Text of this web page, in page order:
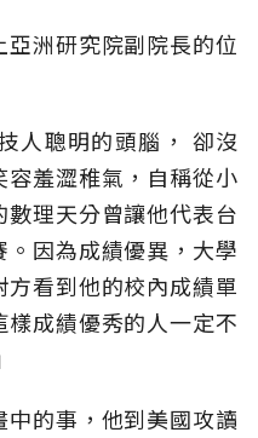
洲研究院副院長的位
人聰明的頭腦， 卻沒
羞澀稚氣，自稱從小
理天分曾讓他代表台
因為成績優異，大學
看到他的校內成績單
成績優秀的人一定不
的事，他到美國攻讀